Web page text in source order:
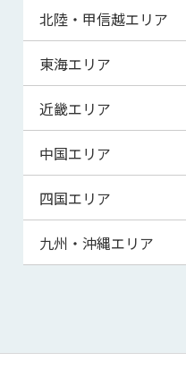
青森県
宮城県
秋田県
山形県
東京都
神奈川県
埼玉県
千葉県
茨城県
群馬県
北陸・甲信越エリア
新潟県
富山県
福井県
山梨県
長野県
東海エリア
岐阜県
静岡県
三重県
近畿エリア
滋賀県
京都府
大阪府
兵庫県
和歌山県
中国エリア
鳥取県
島根県
山口県
四国エリア
徳島県
高知県
九州・沖縄エリア